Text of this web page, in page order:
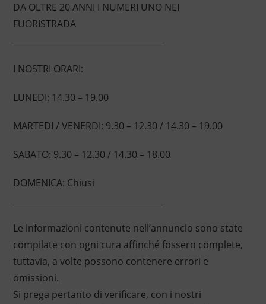
DA OLTRE 20 ANNI I NUMERI UNO NEI
FUORISTRADA
I NOSTRI ORARI:
LUNEDI: 14.30 – 19.00
MARTEDI / VENERDI: 9.30 – 12.30 / 14.30 – 19.00
SABATO: 9.30 – 12.30 / 14.30 – 18.00
DOMENICA: Chiusi
Le informazioni contenute nell’annuncio sono state
compilate con ogni cura affinché fossero complete,
tuttavia, a volte possono contenere errori e
omissioni.
Si prega pertanto di verificare, con i nostri